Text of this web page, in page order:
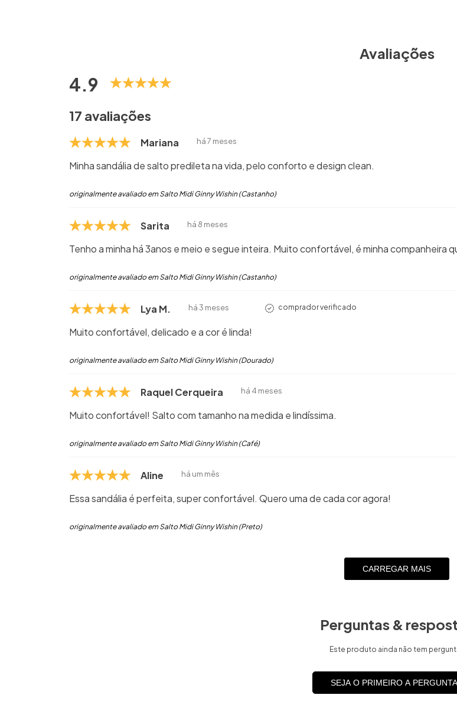
Avaliações
4.9
17 avaliações
Mariana há 7 meses
Minha sandália de salto predileta na vida, pelo conforto e design clean.
originalmente avaliado em Salto Midi Ginny Wishin (Castanho)
Sarita há 8 meses
Tenho a minha há 3anos e meio e segue inteira. Muito confortável, é minha companheira
originalmente avaliado em Salto Midi Ginny Wishin (Castanho)
Lya M. há 3 meses comprador verificado
Muito confortável, delicado e a cor é linda!
originalmente avaliado em Salto Midi Ginny Wishin (Dourado)
Raquel Cerqueira de Sousa
há 4 meses
Muito confortável! Salto com tamanho na medida e lindíssima.
originalmente avaliado em Salto Midi Ginny Wishin (Café)
Aline há um mês
Essa sandália é perfeita, super confortável. Quero uma de cada cor agora!
originalmente avaliado em Salto Midi Ginny Wishin (Preto)
CARREGAR MAIS
Perguntas &
Este produto ainda não tem
SEJA O PRIMEIRO A